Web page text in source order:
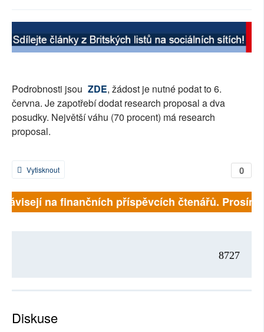
RUBRIKY
Podrobnosti jsou ZDE, žádost je nutné podat to 6.
června. Je zapotřebí dodat research proposal a dva
posudky. Největší váhu (70 procent) má research
proposal.
0
Vytisknout
na finančních příspěvcích čtenářů.
8727
Diskuse